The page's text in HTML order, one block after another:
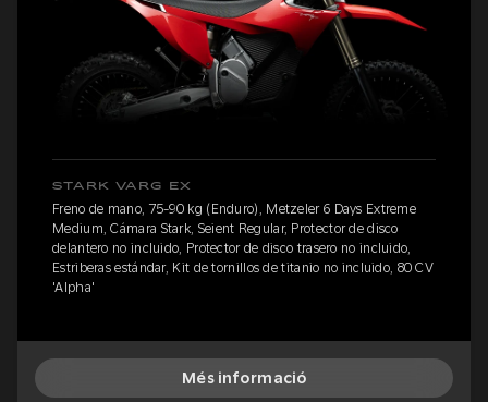
STARK VARG EX
Freno de mano, 75-90 kg (Enduro), Metzeler 6 Days Extreme
Medium, Cámara Stark, Seient Regular, Protector de disco
delantero no incluido, Protector de disco trasero no incluido,
Estriberas estándar, Kit de tornillos de titanio no incluido, 80 CV
'Alpha'
Més informació